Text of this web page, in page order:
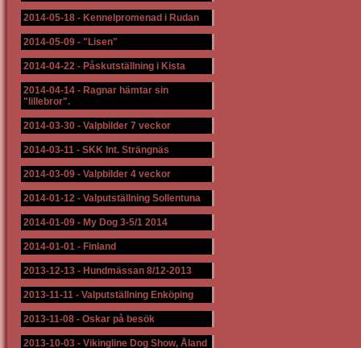
2014-05-18 - Kennelpromenad i Rudan
2014-05-09 - "Lisen"
2014-04-22 - Påskutställning i Kista
2014-04-14 - Ragnar hämtar sin
"lillebror".
2014-03-30 - Valpbilder 7 veckor
2014-03-11 - SKK Int. Strängnäs
2014-03-09 - Valpbilder 4 veckor
2014-01-12 - Valputställning Sollentuna
2014-01-09 - My Dog 3-5/1 2014
2014-01-01 - Finland
2013-12-13 - Hundmässan 8/12-2013
2013-11-11 - Valputställning Enköping
2013-11-08 - Oskar på besök
2013-10-03 - Vikingline Dog Show, Åland